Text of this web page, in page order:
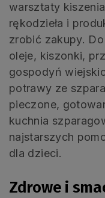
warsztaty
rękodzieła i
zrobić zakupy.
oleje, kiszonki,
gospodyń
potrawy ze
pieczone,
kuchnia
najstarszych
dla dzieci.
Zdrowe i